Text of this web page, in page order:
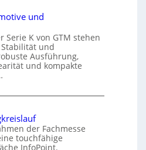
und
K von GTM stehen
und
Ausführung,
und kompakte
der Fachmesse
touchfähige
InfoPoint.